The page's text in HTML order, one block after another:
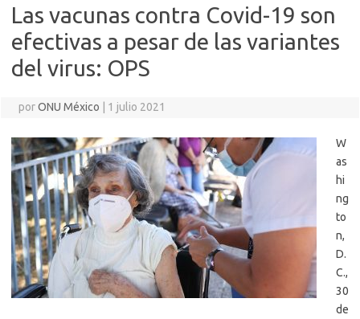
Las vacunas contra Covid-19 son
efectivas a pesar de las variantes
del virus: OPS
porONU México 1 julio 2021
W
as
hi
ng
to
n,
D.
C.,
30
de